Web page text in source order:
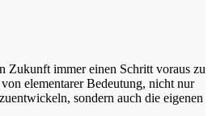
Zukunft immer einen Schritt voraus zu
elementarer Bedeutung, nicht nur
sondern auch die eigenen